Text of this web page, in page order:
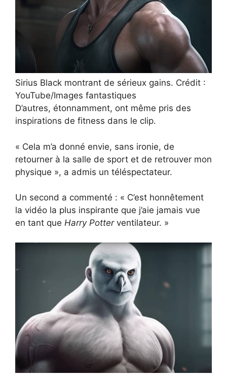
Sirius Black montrant de sérieux gains. Crédit :
YouTube/Images fantastiques
D’autres, étonnamment, ont même pris des
inspirations de fitness dans le clip.
« Cela m’a donné envie, sans ironie, de
retourner à la salle de sport et de retrouver mon
physique », a admis un téléspectateur.
Un second a commenté : « C’est honnêtement
la vidéo la plus inspirante que j’aie jamais vue
en tant que Harry Potterventilateur. »